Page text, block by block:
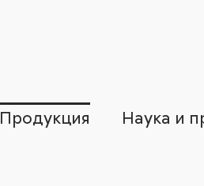
Продукция Наука и